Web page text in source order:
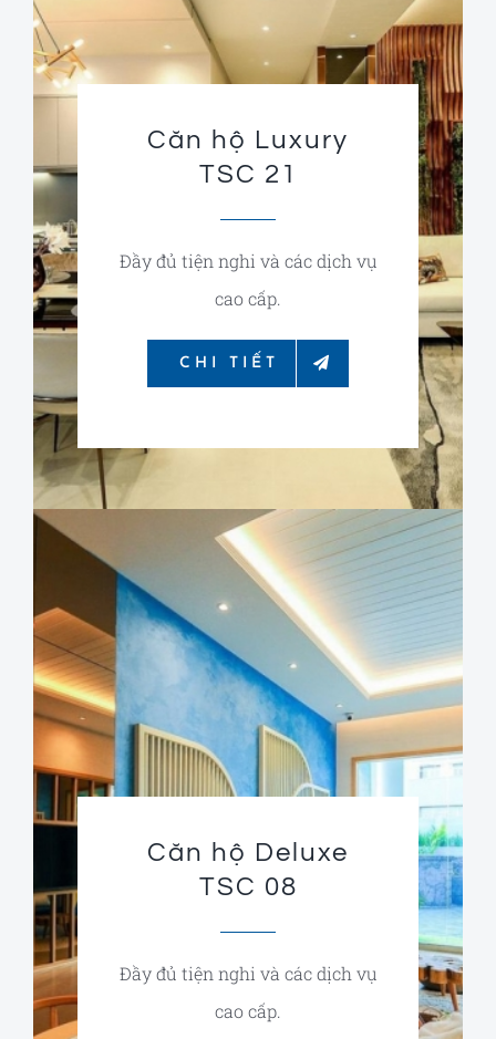
Căn hộ Luxury
TSC 21
Đầy đủ tiện nghi và các dịch vụ
cao cấp.
CHI TIẾT
Căn hộ Deluxe
TSC 08
Đầy đủ tiện nghi và các dịch vụ
cao cấp.